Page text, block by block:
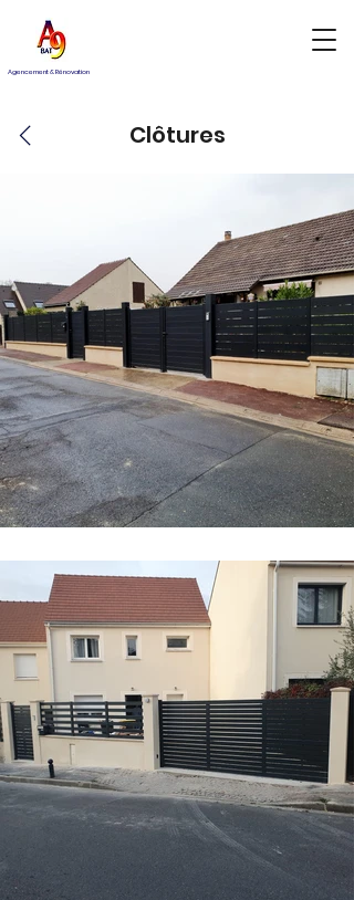
Agencement & Rénovation
Clôtures